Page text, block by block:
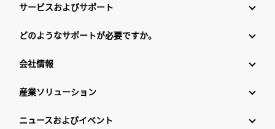
サービスおよびサポート
どのようなサポートが必要ですか。
会社情報
産業ソリューション
ニュースおよびイベント